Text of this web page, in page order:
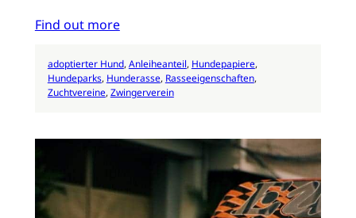
Find out more
adoptierter Hund, Anleiheanteil, Hundepapiere
Hundeparks, Hunderasse, Rasseeigenschaften
Zuchtvereine, Zwingerverein